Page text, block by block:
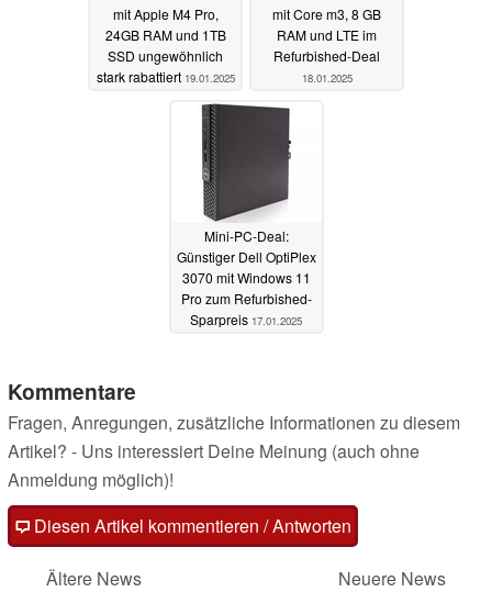
mit Apple M4 Pro,
24GB RAM und 1TB
SSD ungewöhnlich
stark rabattiert 19.01.2025
mit Core m3, 8 GB
RAM und LTE im
Refurbished-Deal
18.01.2025
Mini-PC-Deal:
Günstiger Dell OptiPlex
3070 mit Windows 11
Pro zum Refurbished-
Sparpreis 17.01.2025
Kommentare
Fragen, Anregungen, zusätzliche Informationen zu diesem
Artikel? - Uns interessiert Deine Meinung (auch ohne
Anmeldung möglich)!
Diesen Artikel kommentieren / Antworten
Ältere News
Neuere News